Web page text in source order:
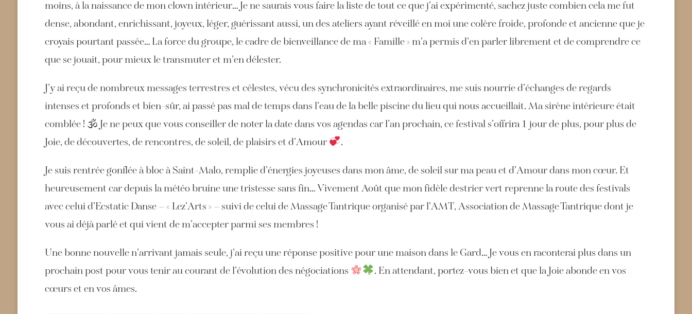
moins, à la naissance de mon clown intérieur… Je ne saurais vous faire la liste de tout ce que j’ai expérimenté, sachez juste combien cela me fut
dense, abondant, enrichissant, joyeux, léger, guérissant aussi, un des ateliers ayant réveillé en moi une colère froide, profonde et ancienne que je
croyais pourtant passée… La force du groupe, le cadre de bienveillance de ma « Famille » m’a permis d’en parler librement et de comprendre ce
que se jouait, pour mieux le transmuter et m’en délester.
J’y ai reçu de nombreux messages terrestres et célestes, vécu des synchronicités extraordinaires, me suis nourrie d’échanges de regards
intenses et profonds et bien-sûr, ai passé pas mal de temps dans l’eau de la belle piscine du lieu qui nous accueillait. Ma sirène intérieure était
comblée ! 🕉 Je ne peux que vous conseiller de noter la date dans vos agendas car l’an prochain, ce festival s’offrira 1 jour de plus, pour plus de
Joie, de découvertes, de rencontres, de soleil, de plaisirs et d’Amour
.
Je suis rentrée gonflée à bloc à Saint-Malo, remplie d’énergies joyeuses dans mon âme, de soleil sur ma peau et d’Amour dans mon cœur. Et
heureusement car depuis la météo bruine une tristesse sans fin… Vivement Août que mon fidèle destrier vert reprenne la route des festivals
avec celui d’Ecstatic Danse – « Lez’Arts » – suivi de celui de Massage Tantrique organisé par l’AMT, Association de Massage Tantrique dont je
vous ai déjà parlé et qui vient de m’accepter parmi ses membres !
Une bonne nouvelle n’arrivant jamais seule, j’ai reçu une réponse positive pour une maison dans le Gard… Je vous en raconterai plus dans un
prochain post pour vous tenir au courant de l’évolution des négociations
. En attendant, portez-vous bien et que la Joie abonde en vos
cœurs et en vos âmes.